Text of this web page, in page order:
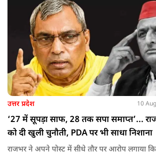
उत्तर प्रदेश 10
‘27 में सूपड़ा साफ, 28 तक सपा समाप्त’...
को दी खुली चुनौती, PDA पर भी साधा निशाना
राजभर ने अपने पोस्ट में सीधे तौर पर आरोप लगाया